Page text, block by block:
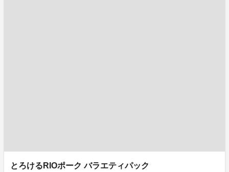
とろけるRIOポーク バラエティパック